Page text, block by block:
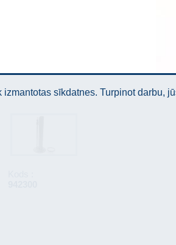
sīkdatnes. Turpinot darbu,